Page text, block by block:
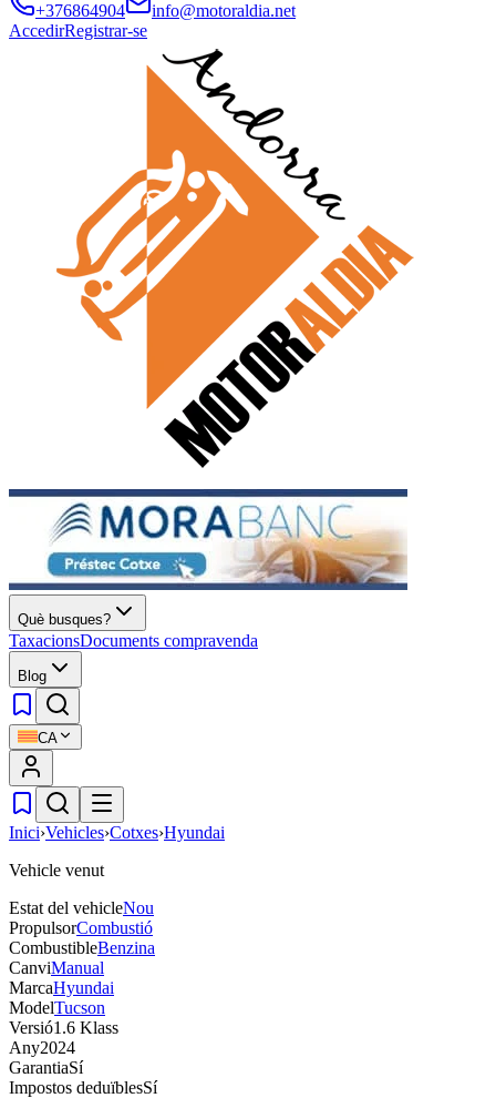
+376864904
info@motoraldia.net
AccedirRegistrar-se
Què busques?
TaxacionsDocuments compravenda
Blog
CA
Inici›Vehicles›Cotxes›Hyundai
Vehicle venut
Estat del vehicleNou
PropulsorCombustió
CombustibleBenzina
CanviManual
MarcaHyundai
ModelTucson
Versió1.6 Klass
Any2024
GarantiaSí
Impostos deduïblesSí